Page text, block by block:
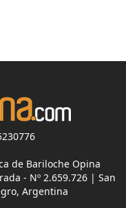
de Bariloche Opina
- Nº 2.659.726 | San
Argentina